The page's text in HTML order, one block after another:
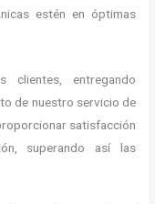
estén en óptimas
clientes, entregando
de nuestro servicio de
satisfacción
superando así las